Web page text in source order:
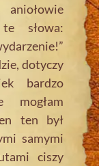
słowa:
dotyczy
bardzo
mogłam
ten był
samymi
ciszy